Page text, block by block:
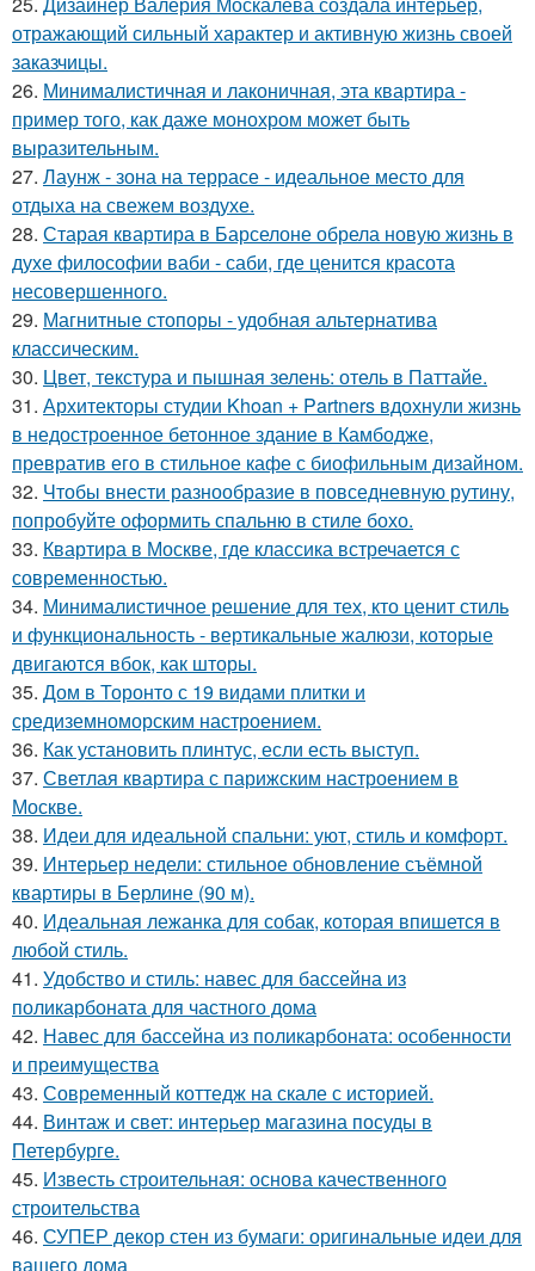
отражающий сильный характер и активную жизнь своей
заказчицы.
26. Минималистичная и лаконичная, эта квартира -
пример того, как даже монохром может быть
выразительным.
27. Лаунж - зона на террасе - идеальное место для
отдыха на свежем воздухе.
28. Старая квартира в Барселоне обрела новую жизнь в
духе философии ваби - саби, где ценится красота
несовершенного.
29. Магнитные стопоры - удобная альтернатива
классическим.
30. Цвет, текстура и пышная зелень: отель в Паттайе.
31. Архитекторы студии Khoan + Partners вдохнули жизнь
в недостроенное бетонное здание в Камбодже,
превратив его в стильное кафе с биофильным дизайном.
32. Чтобы внести разнообразие в повседневную рутину,
попробуйте оформить спальню в стиле бохо.
33. Квартира в Москве, где классика встречается с
современностью.
34. Минималистичное решение для тех, кто ценит стиль
и функциональность - вертикальные жалюзи, которые
двигаются вбок, как шторы.
35. Дом в Торонто с 19 видами плитки и
средиземноморским настроением.
36. Как установить плинтус, если есть выступ.
37. Светлая квартира с парижским настроением в
Москве.
38. Идеи для идеальной спальни: уют, стиль и комфорт.
39. Интерьер недели: стильное обновление съёмной
квартиры в Берлине (90 м).
40. Идеальная лежанка для собак, которая впишется в
любой стиль.
41. Удобство и стиль: навес для бассейна из
поликарбоната для частного дома
42. Навес для бассейна из поликарбоната: особенности
и преимущества
43. Современный коттедж на скале с историей.
44. Винтаж и свет: интерьер магазина посуды в
Петербурге.
45. Известь строительная: основа качественного
строительства
46. СУПЕР декор стен из бумаги: оригинальные идеи для
вашего дома